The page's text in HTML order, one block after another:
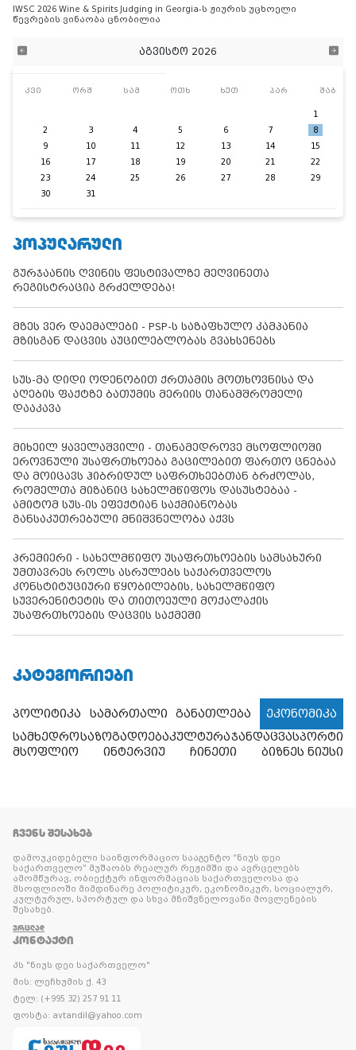
IWSC 2026 Wine & Spirits Judging in Georgia-ს ჟიურის უცხოელი
წევრების ვინაობა ცნობილია
აგვისტო 2026
კვი ორშ სამ ოთხ ხუთ პარ შაბ
1
2
3 4 5 6 7
8
9
10 11 12 13 14
15
16
17 18 19 20 21
22
23
24 25 26 27 28
29
30
31
ᲞᲝᲞᲣᲚᲐᲠᲣᲚᲘ
გურჯაანის ღვინის ფესტივალზე მეღვინეთა
რეგისტრაცია გრძელდება!
მზეს ვერ დაემალები - PSP-ს საზაფხულო კამპანია
მზისგან დაცვის აუცილებლობას გვახსენებს
სუს-მა დიდი ოდენობით ქრთამის მოთხოვნისა და
აღების ფაქტზე ბათუმის მერიის თანამშრომელი
დააკავა
მიხეილ ყაველაშვილი - თანამედროვე მსოფლიოში
ეროვნული უსაფრთხოება გაცილებით ფართო ცნებაა
და მოიცავს ჰიბრიდულ საფრთხეებთან ბრძოლას,
რომელთა მიზანიც სახელმწიფოს დასუსტებაა -
ამიტომ სუს-ის ეფექტიან საქმიანობას
განსაკუთრებული მნიშვნელობა აქვს
პრემიერი - სახელმწიფო უსაფრთხოების სამსახური
უმთავრეს როლს ასრულებს საქართველოს
კონსტიტუციური წყობილების, სახელმწიფო
სუვერენიტეტის და თითოეული მოქალაქის
უსაფრთხოების დაცვის საქმეში
ᲙᲐᲢᲔᲒᲝᲠᲘᲔᲑᲘ
პოლიტიკა სამართალი განათლება
ეკონომიკა
სამხედროსაზოგადოებაკულტურაჯანდაცვასპორტი
მსოფლიო
ინტერვიუ ჩინეთი ბიზნეს ნიუსი
ᲩᲕᲔᲜᲡ ᲨᲔᲡᲐᲮᲔᲑ
დამოუკიდებელი საინფორმაციო სააგენტო “ნიუს დეი
საქართველო” მუშაობს რეალურ რეჟიმში და ავრცელებს
ამომწურავ, ობიექტურ ინფორმაციას საქართველოსა და
მსოფლიოში მიმდინარე პოლიტიკურ, ეკონომიკურ, სოციალურ,
კულტურულ, სპორტულ და სხვა მნიშვნელოვანი მოვლენების
შესახებ.
ᲕᲠᲪᲚᲐᲓ
ᲙᲝᲜᲢᲐᲥᲢᲘ
პს "ნიუს დეი საქართველო"
მის: ლეჩხუმის ქ. 43
ტელ: (+995 32) 257 91 11
ფოსტა: avtandil@yahoo.com